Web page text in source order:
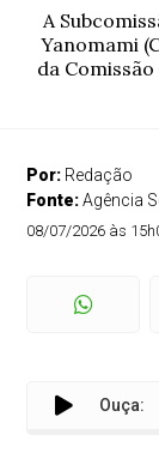
A
Yanomami
da
Por: Redação
Fonte:Agência
08/07/2026 às
Ouça: